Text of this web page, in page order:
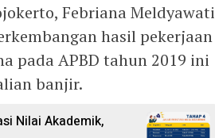
Febriana Meldyawati
hasil pekerjaan
pada APBD tahun 2019 ini
banjir.
Nilai Akademik,